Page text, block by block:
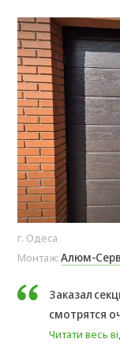
г. Одеса
Монтаж:Алюм-
Заказал
смотрятся
сделали
Читати весь